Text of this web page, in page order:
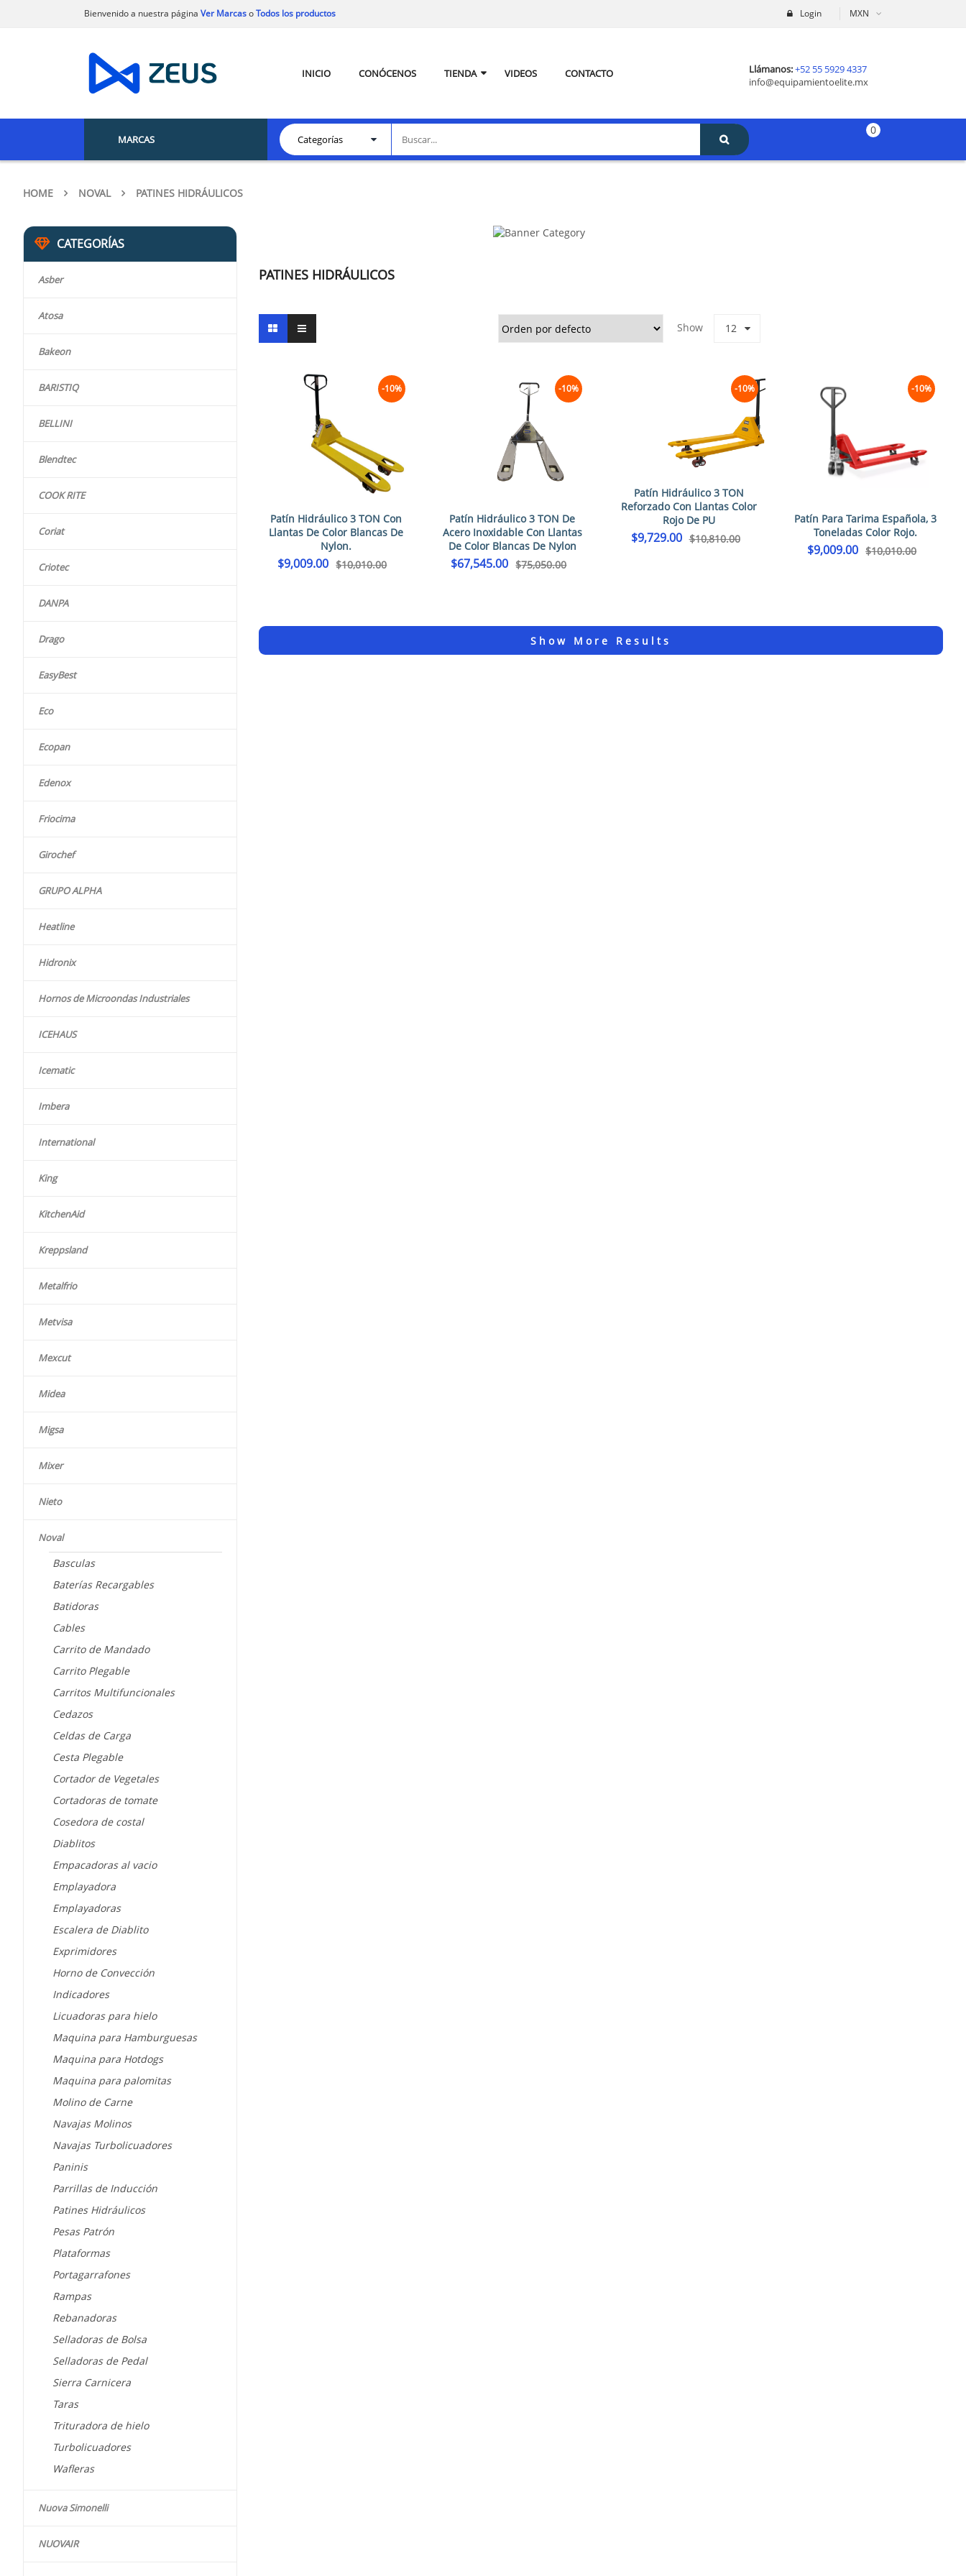
MXN
Login
Bienvenido a nuestra página Ver MarcasoTodos los productos
INICIO CONÓCENOS TIENDA VIDEOS CONTACTO Llámanos:+52 55 5929 4337
info@equipamientoelite.mx
MARCAS
0
HOME NOVAL PATINES HIDRÁULICOS
CATEGORÍAS
Asber
Atosa
Bakeon
BARISTIQ
BELLINI
Blendtec
COOK RITE
Coriat
Criotec
DANPA
Drago
EasyBest
Eco
Ecopan
Edenox
Friocima
Girochef
GRUPO ALPHA
Heatline
Hidronix
Hornos de Microondas Industriales
ICEHAUS
Icematic
Imbera
International
King
KitchenAid
Kreppsland
Metalfrio
Metvisa
Mexcut
Midea
Migsa
Mixer
Nieto
Noval
Basculas
Baterías Recargables
Batidoras
Cables
Carrito de Mandado
Carrito Plegable
Carritos Multifuncionales
Cedazos
Celdas de Carga
Cesta Plegable
Cortador de Vegetales
Cortadoras de tomate
Cosedora de costal
Diablitos
Empacadoras al vacio
Emplayadora
Emplayadoras
Escalera de Diablito
Exprimidores
Horno de Convección
Indicadores
Licuadoras para hielo
Maquina para Hamburguesas
Maquina para Hotdogs
Maquina para palomitas
Molino de Carne
Navajas Molinos
Navajas Turbolicuadores
Paninis
Parrillas de Inducción
Patines Hidráulicos
Pesas Patrón
Plataformas
Portagarrafones
Rampas
Rebanadoras
Selladoras de Bolsa
Selladoras de Pedal
Sierra Carnicera
Taras
Trituradora de hielo
Turbolicuadores
Wafleras
Nuova Simonelli
NUOVAIR
PATINES HIDRÁULICOS
Show 12
-10%
Patín Hidráulico 3 TON Con
Llantas De Color Blancas De
Nylon.
$10,010.00
$9,009.00
-10%
Patín Hidráulico 3 TON De
Acero Inoxidable Con Llantas
De Color Blancas De Nylon
$75,050.00
$67,545.00
-10%
Patín Hidráulico 3 TON
Reforzado Con Llantas Color
Rojo De PU
$10,810.00
$9,729.00
-10%
Patín Para Tarima Española, 3
Toneladas Color Rojo.
$10,010.00
$9,009.00